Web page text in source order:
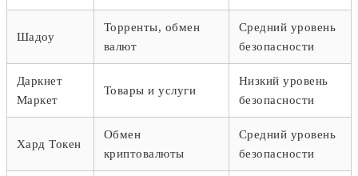
Шадоу
Торренты, обмен
валют
Средний уровень
безопасности
Даркнет
Маркет
Товары и услуги
Низкий уровень
безопасности
Хард Токен
Обмен
криптовалюты
Средний уровень
безопасности